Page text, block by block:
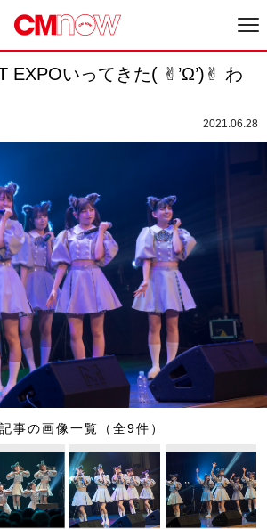
EXPOいってきた( ✌︎’Ω’)✌︎ わ
2021.06.28
事の画像一覧（全9件）